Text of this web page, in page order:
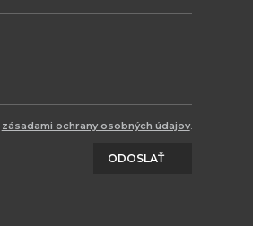
zásadami ochrany osobných údajov.
ODOSLAŤ